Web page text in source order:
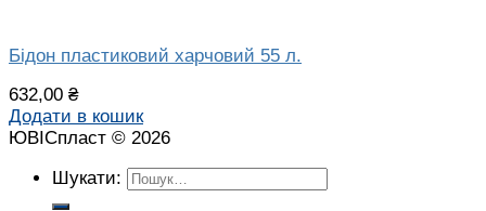
Бідон пластиковий харчовий 55 л.
632,00 ₴
Додати в кошик
ЮВІСпласт © 2026
Шукати: